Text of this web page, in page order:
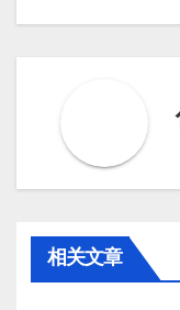
章
相关文章